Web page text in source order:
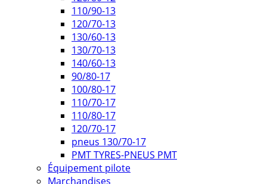
110/90-13
120/70-13
130/60-13
130/70-13
140/60-13
90/80-17
100/80-17
110/70-17
110/80-17
120/70-17
pneus 130/70-17
PMT TYRES-PNEUS PMT
Équipement pilote
Marchandises